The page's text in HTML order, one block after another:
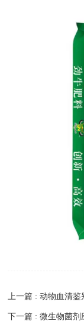
上一篇 : 动物血清
下一篇 : 微生物菌剂